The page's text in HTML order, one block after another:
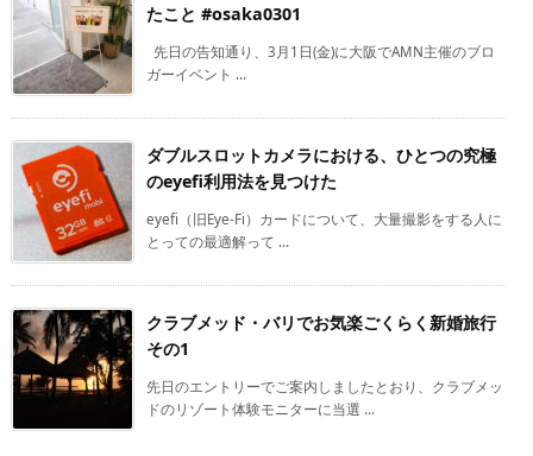
たこと #osaka0301
先日の告知通り、3月1日(金)に大阪でAMN主催のブロ
ガーイベント ...
ダブルスロットカメラにおける、ひとつの究極
のeyefi利用法を見つけた
eyefi（旧Eye-Fi）カードについて、大量撮影をする人に
とっての最適解って ...
クラブメッド・バリでお気楽ごくらく新婚旅行
その1
先日のエントリーでご案内しましたとおり、クラブメッ
ドのリゾート体験モニターに当選 ...